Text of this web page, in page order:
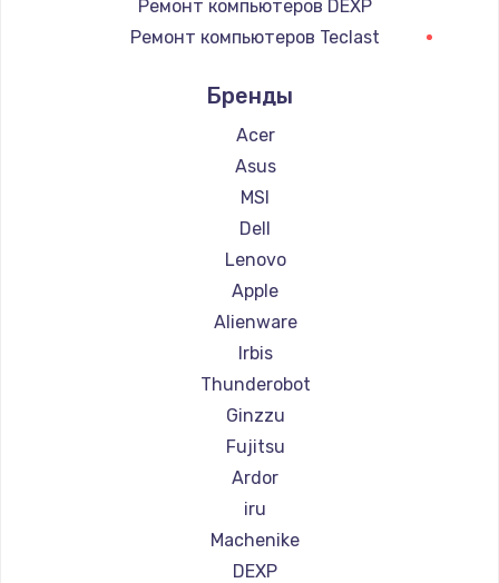
Замена контроллера питания
1490 руб.
Заказать
Замена тачпада
1745 руб.
Заказать
Замена корпуса
890 руб.
Заказать
Замена материнской платы
1760 руб.
Заказать
Ремонт компьютеров DEXP
Ремонт компьютеров Teclast
Ремонт компьютеров Beelink
Ремонт компьютеров CHUWI
Бренды
Acer
Asus
MSI
Dell
Lenovo
Apple
Alienware
Irbis
Thunderobot
Ginzzu
Fujitsu
Ardor
iru
Machenike
DEXP